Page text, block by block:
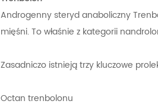
Androgenny steryd anaboliczny
mięśni. To właśnie z kategorii
Zasadniczo istnieją trzy kluczowe
Octan trenbolonu